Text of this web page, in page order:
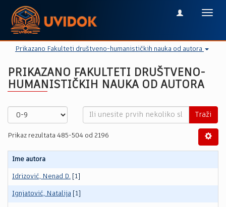
Prikazano Fakulteti društveno-humanističkih nauka od autora
PRIKAZANO FAKULTETI DRUŠTVENO-
HUMANISTIČKIH NAUKA OD AUTORA
Traži
Prikaz rezultata 485-504 od 2196
Ime autora
Idrizović, Nenad D. [1]
Ignjatović, Natalija [1]